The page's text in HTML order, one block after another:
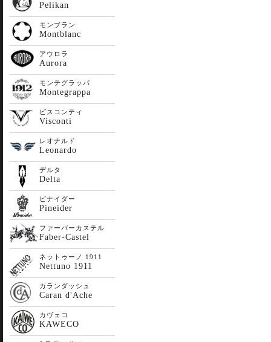
Pelikan
モンブラン
Montblanc
アウロラ
Aurora
モンテグラッパ
Montegrappa
ビスコンティ
Visconti
レオナルド
Leonardo
デルタ
Delta
ピナイダー
Pineider
ファーバーカステル
Faber-Castel
ネットゥーノ 1911
Nettuno 1911
カランダッシュ
Caran d'Ache
カヴェコ
KAWECO